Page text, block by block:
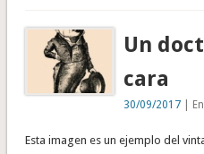
Un
cara
30/09/2017 |
Esta imagen es un ejemplo del